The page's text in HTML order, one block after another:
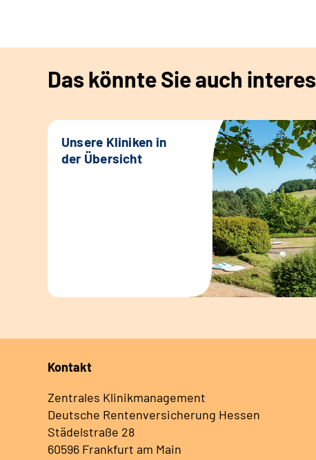
Das könnte Sie auch
Unsere Kliniken in
der Übersicht
Kontakt
Zentrales Klinikmanagement
Deutsche Rentenversicherung Hessen
Städelstraße 28
60596 Frankfurt am Main